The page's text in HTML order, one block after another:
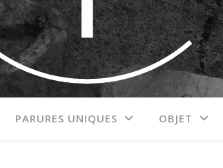
PARURES UNIQUES OBJET